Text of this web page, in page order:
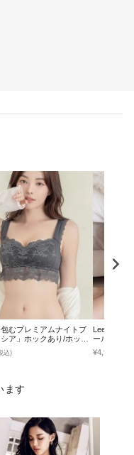
むプレミアムナイトブ
ア」ホックあり/ホック
込)
Leene フ
ールブラ&
い脇高谷間
¥4,990
ます